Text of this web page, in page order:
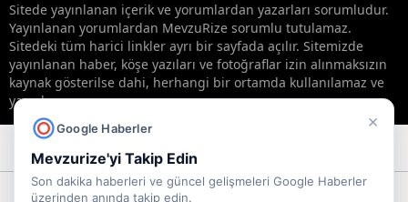
×
Google Haberler
Mevzurize'yi Takip Edin
Son dakika haberleri ve güncel gelişmeleri Google Haberler
üzerinden anında takip edin.
Sitede yayınlanan içerik ve yorumlardan yazarları sorumludur.
Yayınlanan yorumlardan MevzuRize sorumlu tutulamaz.
Sitedeki tüm harici linkler ayrı bir sayfada açılır. Sitemizde
yayınlanan haber, köşe yazıları ve fotoğraflar izin alınmaksızın
kaynak gösterilse dahi, herhangi bir ortamda kullanılamaz ve
yayınlanamaz